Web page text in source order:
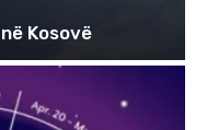
Kosovë